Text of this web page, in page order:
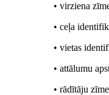
• virziena
• ceļa
• vietas
• attālumu
• rādītāju